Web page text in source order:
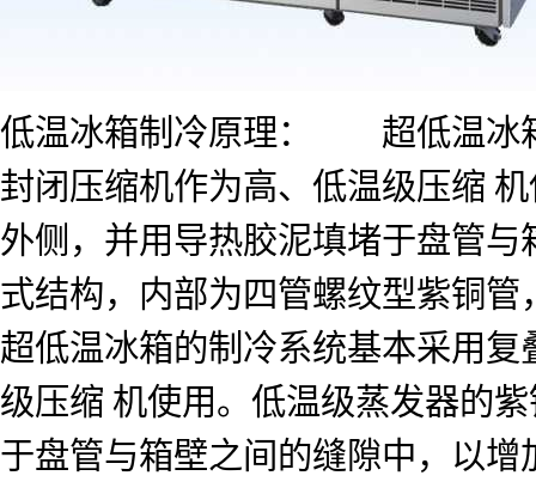
低温冰箱制冷原理： 超低温冰
封闭压缩机作为高、低温级压缩
外侧，并用导热胶泥填堵于盘管
式结构，内部为四管螺纹型紫铜
超低温冰箱的制冷系统基本采用
级压缩 机使用。低温级蒸发器的
于盘管与箱壁之间的缝隙中，以